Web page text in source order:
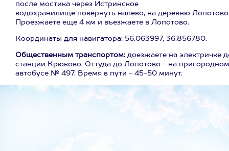
после мостика через Истринское
водохранилище повернуть налево, на деревню
Проезжаете еще 4 км и въезжаете в Лопотово.
Координаты для навигатора: 56.063997, 36.856780.
Общественным транспортом: доезжаете на электричке
станции Крюково. Оттуда до Лопотово - на пригородном
автобусе № 497. Время в пути - 45-50 минут.